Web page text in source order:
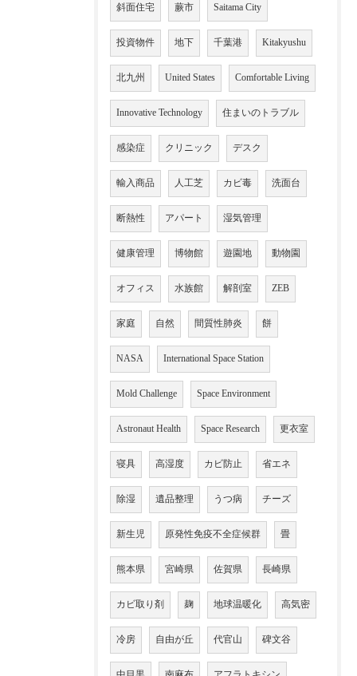
斜面住宅 蕨市 Saitama City
投資物件 地下 千葉港 Kitakyushu
北九州 United States Comfortable Living
Innovative Technology 住まいのトラブル
感染症 クリニック デスク
輸入商品 人工芝 カビ毒 洗面台
断熱性 アパート 湿気管理
健康管理 博物館 遊園地 動物園
オフィス 水族館 解剖室 ZEB
家庭 自然 間質性肺炎 餅
NASA International Space Station
Mold Challenge Space Environment
Astronaut Health Space Research 更衣室
寝具 高湿度 カビ防止 省エネ
除湿 遺品整理 うつ病 チーズ
新生児 原発性免疫不全症候群 畳
熊本県 宮崎県 佐賀県 長崎県
カビ取り剤 麹 地球温暖化 高気密
冷房 自由が丘 代官山 碑文谷